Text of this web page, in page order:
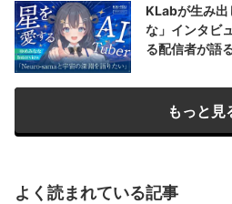
KLabが生み
な」インタビ
る配信者が語
もっと見
よく読まれている記事